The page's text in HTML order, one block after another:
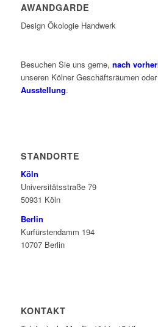
AWANDGARDE
Design Ökologie Handwerk
Besuchen Sie uns gerne, nach
unseren Kölner Geschäftsräumen
Ausstellung.
STANDORTE
Köln
Universitätsstraße 79
50931 Köln
Berlin
Kurfürstendamm 194
10707 Berlin
KONTAKT